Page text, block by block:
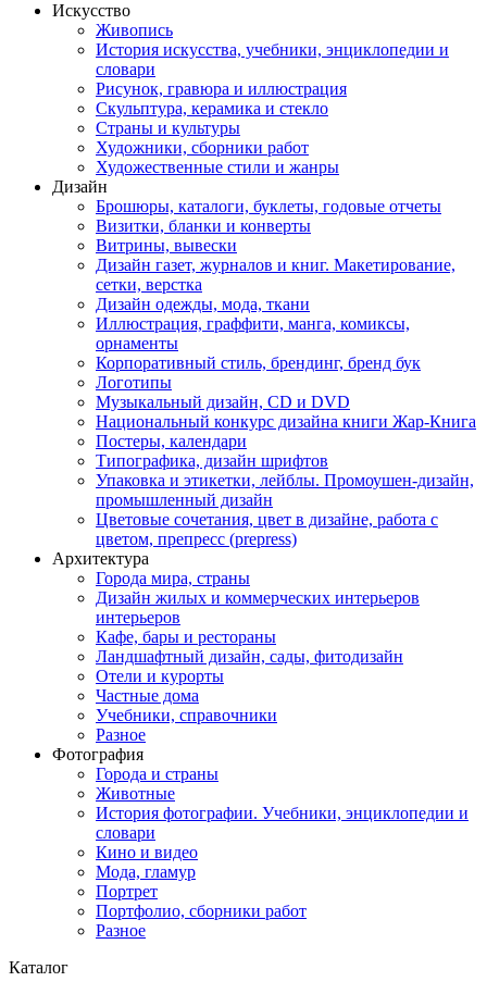
Искусство
Живопись
История искусства, учебники, энциклопедии и
словари
Рисунок, гравюра и иллюстрация
Скульптура, керамика и стекло
Страны и культуры
Художники, сборники работ
Художественные стили и жанры
Дизайн
Брошюры, каталоги, буклеты, годовые отчеты
Визитки, бланки и конверты
Витрины, вывески
Дизайн газет, журналов и книг. Макетирование,
сетки, верстка
Дизайн одежды, мода, ткани
Иллюстрация, граффити, манга, комиксы,
орнаменты
Корпоративный стиль, брендинг, бренд бук
Логотипы
Музыкальный дизайн, СD и DVD
Национальный конкурс дизайна книги Жар-Книга
Постеры, календари
Типографика, дизайн шрифтов
Упаковка и этикетки, лейблы. Промоушен-дизайн,
промышленный дизайн
Цветовые сочетания, цвет в дизайне, работа с
цветом, препресс (prepress)
Архитектура
Города мира, страны
Дизайн жилых и коммерческих интерьеров
интерьеров
Кафе, бары и рестораны
Ландшафтный дизайн, сады, фитодизайн
Отели и курорты
Частные дома
Учебники, справочники
Разное
Фотография
Города и страны
Животные
История фотографии. Учебники, энциклопедии и
словари
Кино и видео
Мода, гламур
Портрет
Портфолио, сборники работ
Разное
Каталог